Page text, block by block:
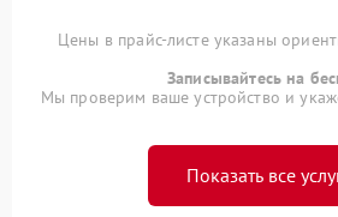
Цены в прайс-листе указаны
Записывайтесь на
Мы проверим ваше устройство и
Показать все